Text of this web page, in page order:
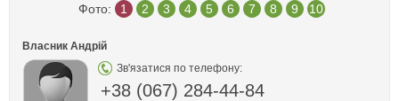
Фото: 1 2 3 4 5 6 7 8 9 10
Власник Андрій
Зв'язатися по телефону:
+38 (067) 284-44-84